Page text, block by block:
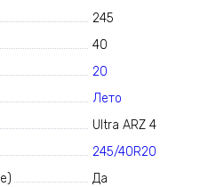
245
40
20
Лето
Ultra ARZ 4
245/40R20
Да